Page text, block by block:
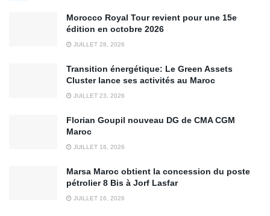
Morocco Royal Tour revient pour une 15e
édition en octobre 2026
JUILLET 28, 2026
Transition énergétique: Le Green Assets
Cluster lance ses activités au Maroc
JUILLET 23, 2026
Florian Goupil nouveau DG de CMA CGM
Maroc
JUILLET 16, 2026
Marsa Maroc obtient la concession du poste
pétrolier 8 Bis à Jorf Lasfar
JUILLET 16, 2026